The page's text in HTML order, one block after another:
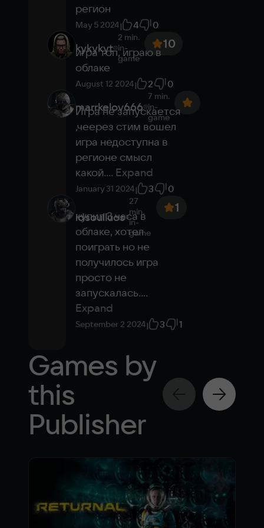
регион
May 5 2024 4 0
kykykyt
2 min.
in-
game
10
игра топ, играю в
облаке
August 12 2024 2 0
marrkelov666
7 min.
in-
game
Игра не запускается
,чеерез стим вошел
игра недоступна в
регионе смысл
какой.... Expand
January 31 2024 3 0
idsoulluos
27
min.
in-
game
1
купил 3 часа в
облаке, хотел
поиграть но не
получилось игра
просто не
запускалась....
Expand
September 2 2024 3 1
Games by
this
Publisher